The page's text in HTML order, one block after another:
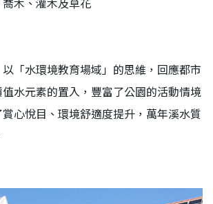
木、灌木及草花
「水環境教育場域」的思維，回應都市
水元素的置入，豐富了公園的活動情境
心悅目、環境舒適度提升，萬年溪水質